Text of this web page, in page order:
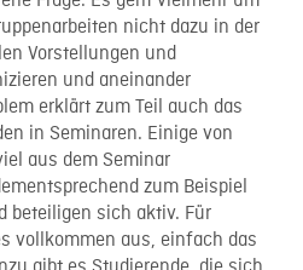
nicht dazu in der
Vorstellungen und
und aneinander
erklärt zum Teil auch das
in Seminaren. Einige von
aus dem Seminar
zum Beispiel
beteiligen sich aktiv. Für
vollkommen aus, einfach das